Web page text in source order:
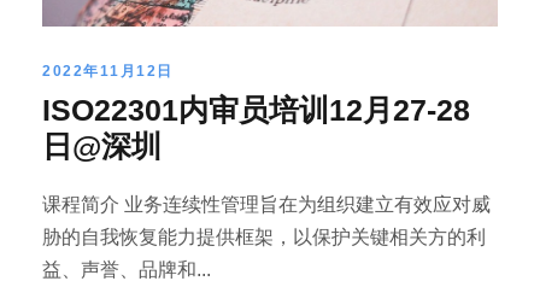
2022年11月12日
ISO22301内审员培训12月27-28
日@深圳
课程简介 业务连续性管理旨在为组织建立有效应对威
胁的自我恢复能力提供框架，以保护关键相关方的利
益、声誉、品牌和...